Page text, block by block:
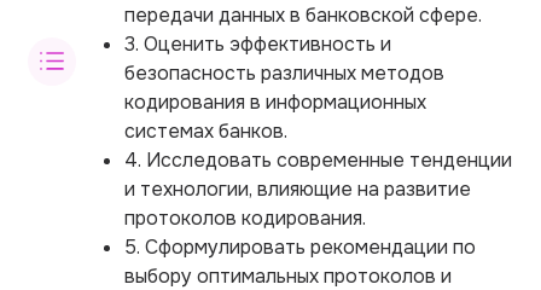
передачи данных в банковской сфере.
3. Оценить эффективность и
безопасность различных методов
кодирования в информационных
системах банков.
4. Исследовать современные тенденции
и технологии, влияющие на развитие
протоколов кодирования.
5. Сформулировать рекомендации по
выбору оптимальных протоколов и